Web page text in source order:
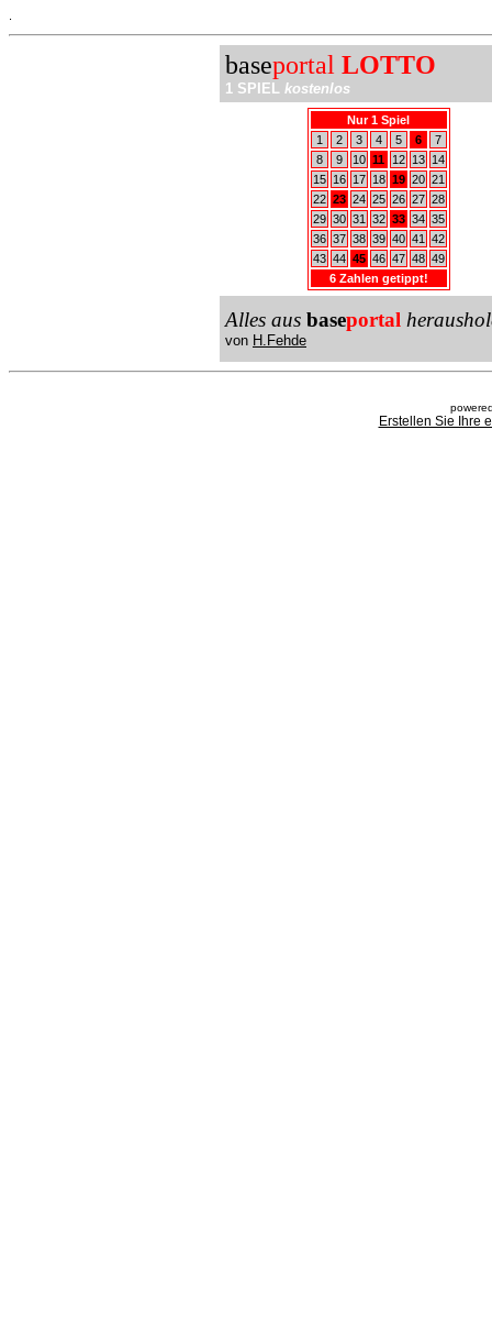
baseportal LOTTO
1 SPIEL kostenlos
Nur 1 Spiel
1
2 3 4 5 6
7
8
9 10 11 12 13
14
15
16 17 18 19 20 21
22 23 24 25 26 27 28
29 30 31 32 33 34 35
36 37 38 39 40 41
42
43 44 45 46 47 48 49
6 Zahlen getippt!
Alles aus baseportal
von H.Fehde
Erstellen Sie Ihre